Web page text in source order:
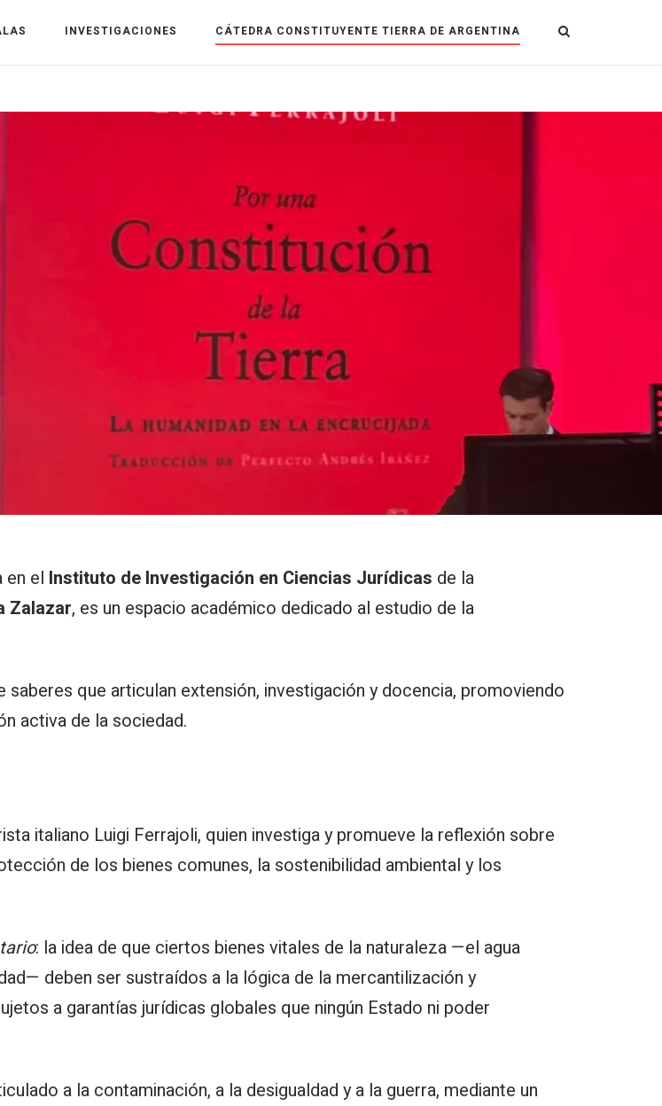
INVESTIGACIONES CÁTEDRA CONSTITUYENTE TIERRA DE ARGENTINA
en el Instituto de Investigación en Ciencias Jurídicas de la
Zalazar, es un espacio académico dedicado al estudio de la
que articulan extensión, investigación y docencia, promoviendo
activa de la sociedad.
italiano Luigi Ferrajoli, quien investiga y promueve la reflexión sobre
de los bienes comunes, la sostenibilidad ambiental y los
: la idea de que ciertos bienes vitales de la naturaleza —el agua
deben ser sustraídos a la lógica de la mercantilización y
a garantías jurídicas globales que ningún Estado ni poder
a la contaminación, a la desigualdad y a la guerra, mediante un